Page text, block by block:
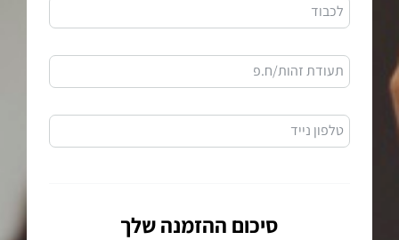
לכבוד
תעודת זהות/ח.פ
טלפון נייד
סיכום ההזמנה שלך